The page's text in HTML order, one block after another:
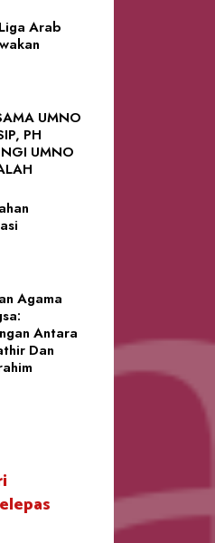
Arab
UMNO
PH
UMNO
Agama
Antara
Dan